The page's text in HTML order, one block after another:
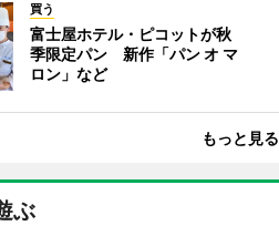
買う
富士屋ホテル・ピコットが秋
季限定パン 新作「パン オ マ
ロン」など
もっと見る
ぶ